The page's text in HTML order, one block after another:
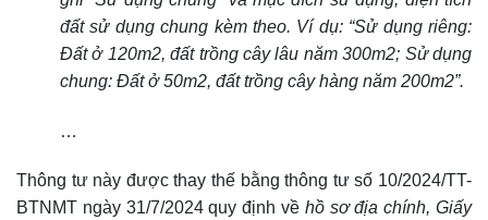
đất sử dụng chung kèm theo. Ví dụ: “Sử dụng riêng:
Đất ở 120m2, đất trồng cây lâu năm 300m2; Sử dụng
chung: Đất ở 50m2, đất trồng cây hàng năm 200m2”.
…
Thông tư này được thay thế bằng thông tư số 10/2024/TT-
BTNMT ngày 31/7/2024 quy định về hồ sơ địa chính, Giấy